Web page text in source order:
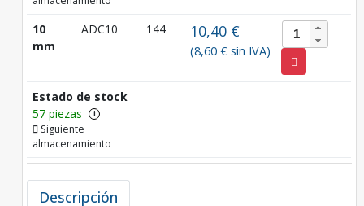
10
mm
ADC10 144 10,40 €
(8,60 € sin IVA)
Estado de stock
57 piezas
i
Siguiente
almacenamiento
Descripción